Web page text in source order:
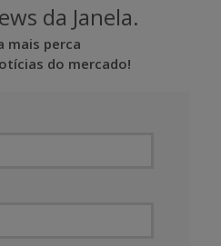
da Janela.
mais perca
do mercado!